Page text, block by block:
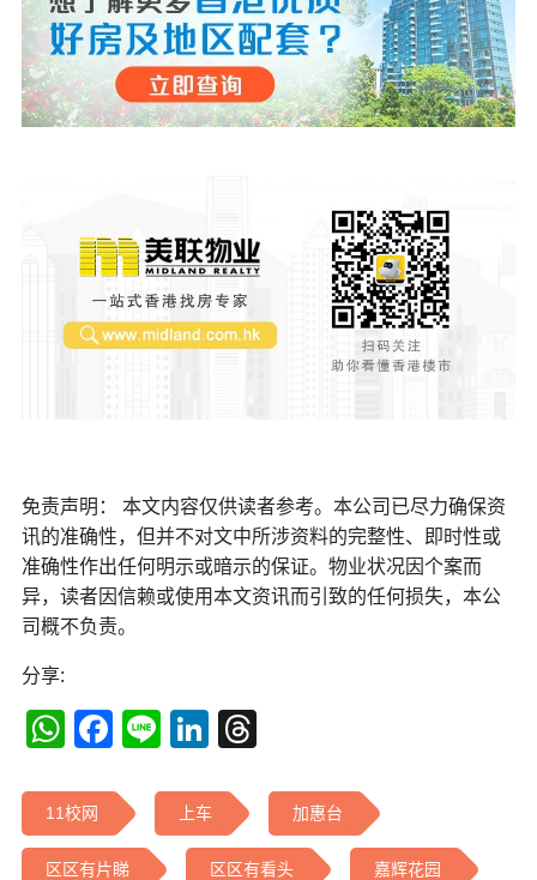
免责声明： 本文内容仅供读者参考。本公司已尽力确保资
讯的准确性，但并不对文中所涉资料的完整性、即时性或
准确性作出任何明示或暗示的保证。物业状况因个案而
异，读者因信赖或使用本文资讯而引致的任何损失，本公
司概不负责。
分享:
WhatsApp
Facebook
LineLinkedIn
Threads
11校网 上车 加惠台
区区有片睇 区区有看头 嘉辉花园